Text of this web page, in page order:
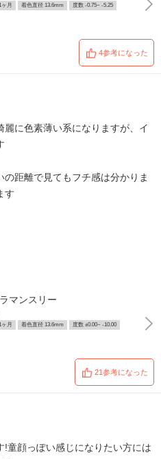
ヶ月 着色直径 13.6mm 度数 -0.75~ -5.25
4参考になった
に色素薄い系になりますが、イ
距離で見てもフチ感は分かりま
す
マンスリー
ヶ月 着色直径 13.6mm 度数 ±0.00~ -10.00
21参考になった
童顔っぽい感じになりたい方には